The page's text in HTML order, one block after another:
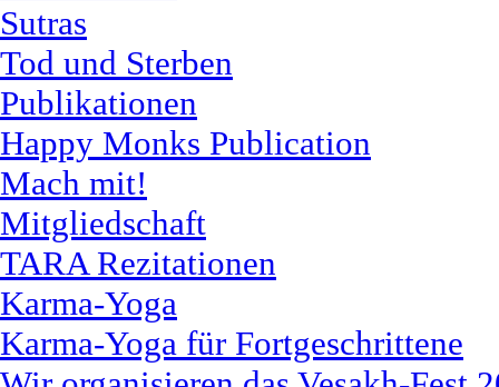
Sutras
Tod und Sterben
Publikationen
Happy Monks Publication
Mach mit!
Mitgliedschaft
TARA Rezitationen
Karma-Yoga
Karma-Yoga für Fortgeschrittene